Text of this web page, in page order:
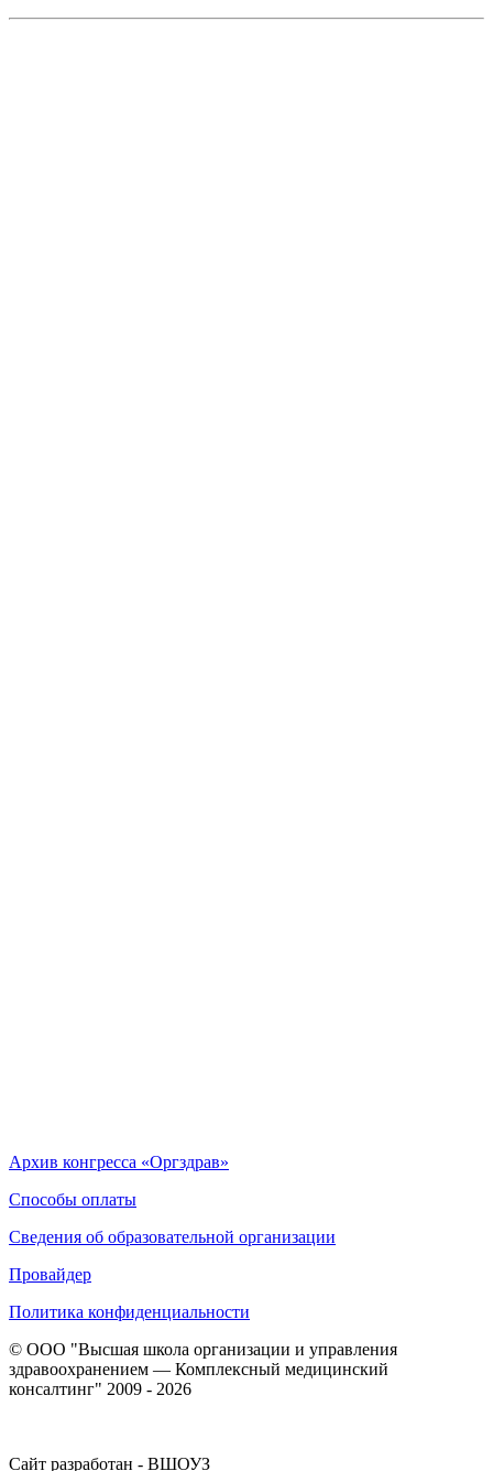
Архив конгресса «Оргздрав»
Способы оплаты
Сведения об образовательной организации
Провайдер
Политика конфиденциальности
© ООО "Высшая школа организации и управления
здравоохранением — Комплексный медицинский
консалтинг" 2009 - 2026
Сайт разработан - ВШОУЗ